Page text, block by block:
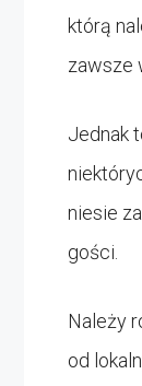
którą
zawsze
Jednak
niesie
gości.
Należy
od